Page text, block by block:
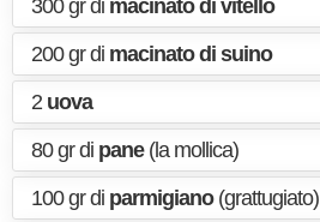
300 gr di macinato di vitello
200 gr di macinato di suino
2 uova
80 gr di pane(la mollica)
100 gr di parmigiano(grattugiato)